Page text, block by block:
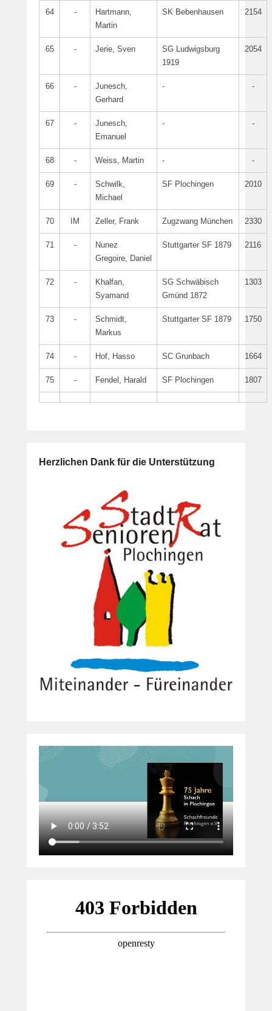
64 -
Hartmann,
Martin
SK Bebenhausen 2154
65 - Jerie, Sven
SG Ludwigsburg
1919
2054
66 -
Junesch,
Gerhard
- -
67 -
Junesch,
Emanuel
- -
68 - Weiss, Martin - -
69 -
Schwilk,
Michael
SF Plochingen 2010
70 IM Zeller, Frank Zugzwang München 2330
71 -
Nunez
Gregoire, Daniel
Stuttgarter SF 1879 2116
72 -
Khalfan,
Syamand
SG Schwäbisch
Gmünd 1872
1303
73 -
Schmidt,
Markus
Stuttgarter SF 1879 1750
74 - Hof, Hasso SC Grunbach 1664
75 - Fendel, Harald SF Plochingen 1807
Herzlichen Dank für die Unterstützung